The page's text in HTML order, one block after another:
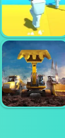
KOUR IO
폴 보이즈 스키비
디 화장실